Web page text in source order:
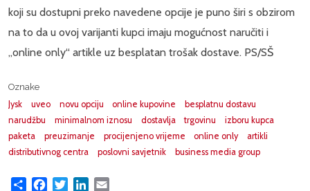
koji su dostupni preko navedene opcije je puno širi s obzirom
na to da u ovoj varijanti kupci imaju mogućnost naručiti i
„online only“ artikle uz besplatan trošak dostave. PS/SŠ
Oznake
Jysk
uveo novu opciju online kupovine
besplatnu dostavu
narudžbu
minimalnom iznosu dostavlja trgovinu
izboru kupca
paketa
preuzimanje procijenjeno vrijeme online only
artikli
distributivnog centra
poslovni savjetnik business media group
Share FacebookTwitterLinkedIn